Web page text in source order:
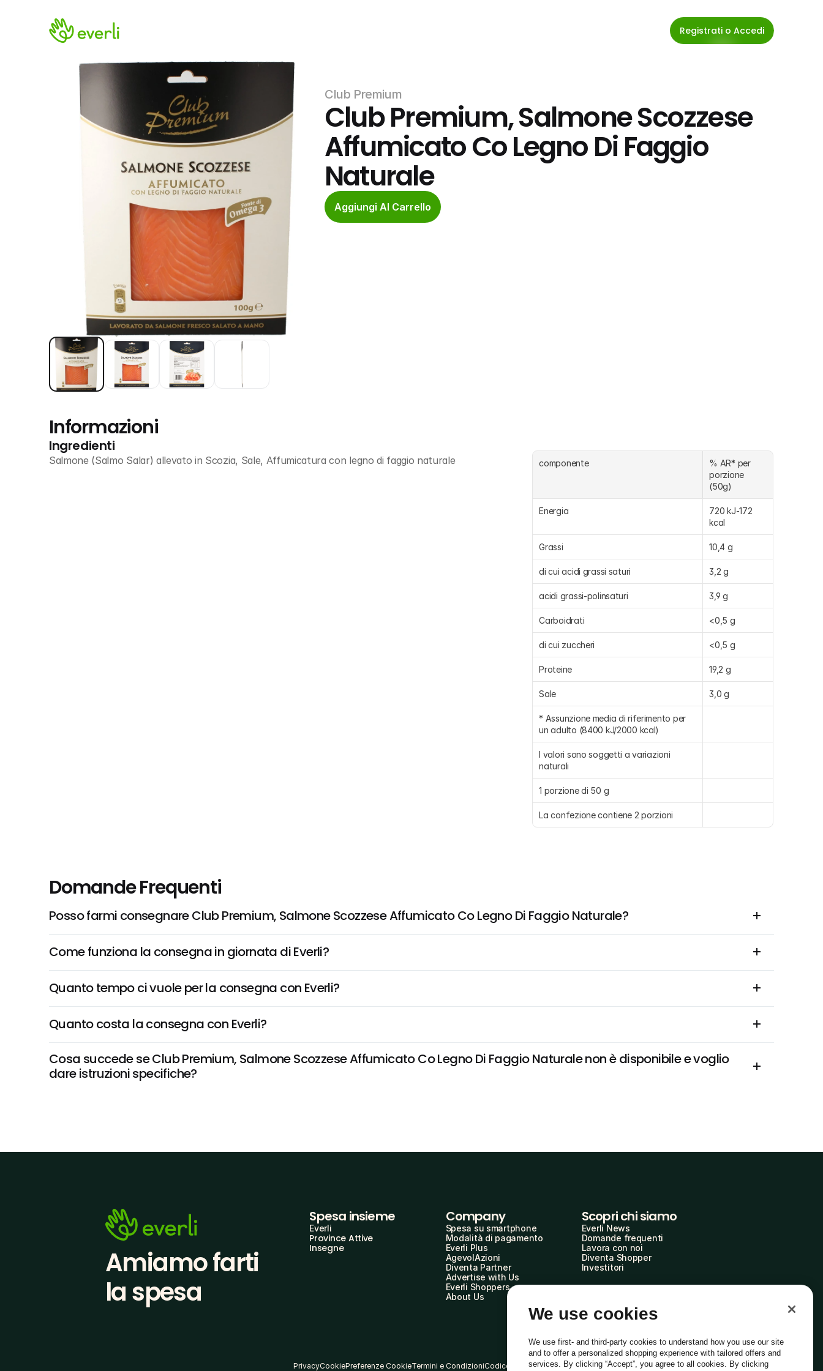
Registrati o Accedi
Club Premium
Club Premium, Salmone Scozzese
Affumicato Co Legno Di Faggio
Naturale
Aggiungi Al Carrello
Informazioni
Ingredienti
Salmone (Salmo Salar) allevato in Scozia, Sale, Affumicatura con legno di faggio naturale componente
% AR* per
porzione
(50g)
Energia
720 kJ-172
kcal
Grassi 10,4 g
di cui acidi grassi saturi 3,2 g
acidi grassi-polinsaturi 3,9 g
Carboidrati <0,5 g
di cui zuccheri <0,5 g
Proteine 19,2 g
Sale 3,0 g
* Assunzione media di riferimento per
un adulto (8400 kJ/2000 kcal)
I valori sono soggetti a variazioni
naturali
1 porzione di 50 g
La confezione contiene 2 porzioni
Domande Frequenti
Posso farmi consegnare Club Premium, Salmone Scozzese Affumicato Co Legno Di Faggio Naturale?
Come funziona la consegna in giornata di Everli?
Quanto tempo ci vuole per la consegna con Everli?
Quanto costa la consegna con Everli?
Cosa succede se Club Premium, Salmone Scozzese Affumicato Co Legno Di Faggio Naturale non è disponibile e voglio
dare istruzioni specifiche?
Amiamo farti
la spesa
Spesa insieme
Everli
Province Attive
Insegne
Company
Spesa su smartphone
Modalità di pagamento
Everli Plus
AgevolAzioni
Diventa Partner
Advertise with Us
Everli Shoppers
About Us
Scopri chi siamo
Everli News
Domande frequenti
Lavora con noi
Diventa Shopper
Investitori
PrivacyCookiePreferenze CookieTermini e CondizioniCodice Etico
We use cookies
We use first- and third-party cookies to understand how you use our site
and to offer a personalized shopping experience with tailored offers and
services. By clicking “Accept”, you agree to all cookies. By clicking